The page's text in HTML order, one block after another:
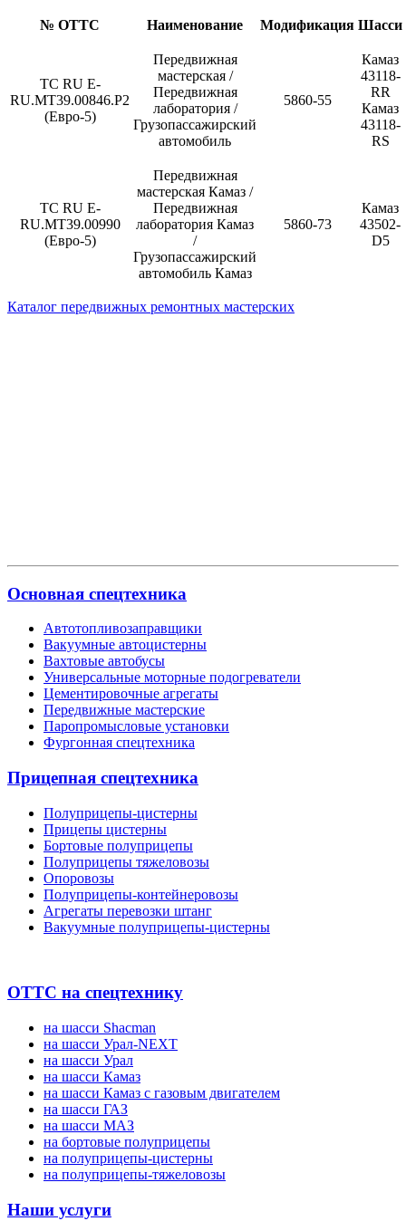
№ ОТТС Наименование Модификация Шасси
ТС RU Е-
RU.МТ39.00846.Р2
(Евро-5)
Передвижная
мастерская /
Передвижная
лаборатория /
Грузопассажирский
автомобиль
5860-55
Камаз
43118-
RR
Камаз
43118-
RS
ТС RU Е-
RU.МТ39.00990
(Евро-5)
Передвижная
мастерская Камаз /
Передвижная
лаборатория Камаз
/
Грузопассажирский
автомобиль Камаз
5860-73
Камаз
43502-
D5
Каталог передвижных ремонтных мастерских
Основная спецтехника
Автотопливозаправщики
Вакуумные автоцистерны
Вахтовые автобусы
Универсальные моторные подогреватели
Цементировочные агрегаты
Передвижные мастерские
Паропромысловые установки
Фургонная спецтехника
Прицепная спецтехника
Полуприцепы-цистерны
Прицепы цистерны
Бортовые полуприцепы
Полуприцепы тяжеловозы
Опоровозы
Полуприцепы-контейнеровозы
Агрегаты перевозки штанг
Вакуумные полуприцепы-цистерны
ОТТС на спецтехнику
на шасси Shacman
на шасси Урал-NEXT
на шасси Урал
на шасси Камаз
на шасси Камаз с газовым двигателем
на шасси ГАЗ
на шасси МАЗ
на бортовые полуприцепы
на полуприцепы-цистерны
на полуприцепы-тяжеловозы
Наши услуги